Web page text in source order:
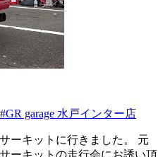
#GR garage 水戸インター店
ーキットに行きました。 元
ーキットの走行会にお誘い頂